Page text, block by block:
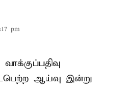
pm
ஆய்வு இன்று